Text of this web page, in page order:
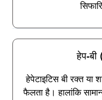
हेप-बी
हेपेटाइटिस बी रक्त या
फैलता है। हालांकि